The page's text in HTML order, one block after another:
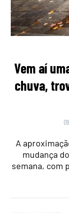
Vem aí
chuva,
A
mudança
semana, com